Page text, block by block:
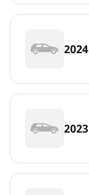
2024
2023